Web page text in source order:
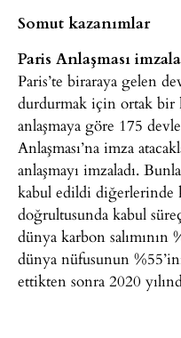
Somut kazanımlar
Paris Anlaşması
Paris’te biraraya gelen
durdurmak için ortak bir
anlaşmaya göre 175
Anlaşması’na imza
anlaşmayı imzaladı.
kabul edildi diğerlerinde
doğrultusunda kabul
dünya karbon
dünya nüfusunun
ettikten sonra 2020